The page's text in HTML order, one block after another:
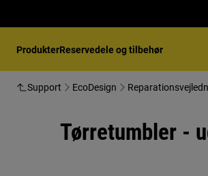
ProdukterReservedele og tilbehør
Support EcoDesign
Tørretumbler -